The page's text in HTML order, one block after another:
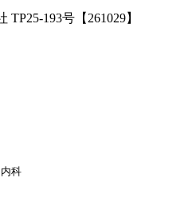
193号【261029】
科